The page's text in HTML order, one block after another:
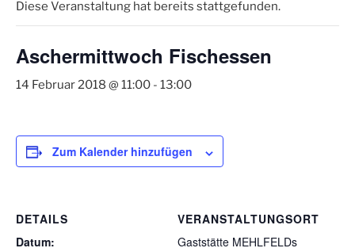
Diese Veranstaltung hat bereits stattgefunden.
Aschermittwoch Fischessen
14 Februar 2018 @ 11:00 - 13:00
Zum Kalender hinzufügen
DETAILS
Datum:
VERANSTALTUNGSORT
Gaststätte MEHLFELDs